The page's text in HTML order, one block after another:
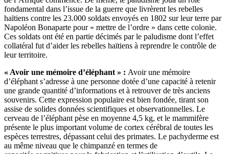
fondamental dans l’issue de la guerre que livrèrent les rebelles
haïtiens contre les 23.000 soldats envoyés en 1802 sur leur terre par
Napoléon Bonaparte pour « mettre de l’ordre » dans cette colonie.
Ces soldats ont été en partie décimés par le paludisme dont l’effet
collatéral fut d’aider les rebelles haïtiens à reprendre le contrôle de
leur territoire.
« Avoir une mémoire d’éléphant » : Avoir une mémoire
d’éléphant s’adresse à une personne dotée d’une capacité à retenir
une grande quantité d’informations et à retrouver de très anciens
souvenirs. Cette expression populaire est bien fondée, tirant son
assise de solides données scientifiques et observationnelles. Le
cerveau de l’éléphant pèse en moyenne 4,5 kg, et le mammifère
présente le plus important volume de cortex cérébral de toutes les
espèces terrestres, dépassant celui des primates. Le pachyderme est
au même niveau que le chimpanzé en termes de